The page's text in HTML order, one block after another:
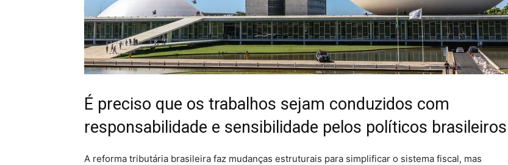
É preciso que os trabalhos sejam conduzidos com
responsabilidade e sensibilidade pelos políticos brasileiros
A reforma tributária brasileira faz mudanças estruturais para simplificar o sistema fiscal, mas